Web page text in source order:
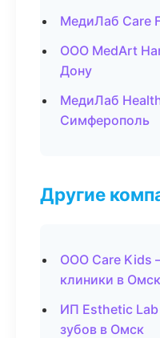
МедиЛаб Care
ООО MedArt
Дону
МедиЛаб
Симферополь
Другие
ООО Care Kids
клиники в Омск
ИП Esthetic
зубов в Омск